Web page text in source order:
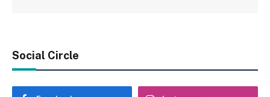
Social Circle